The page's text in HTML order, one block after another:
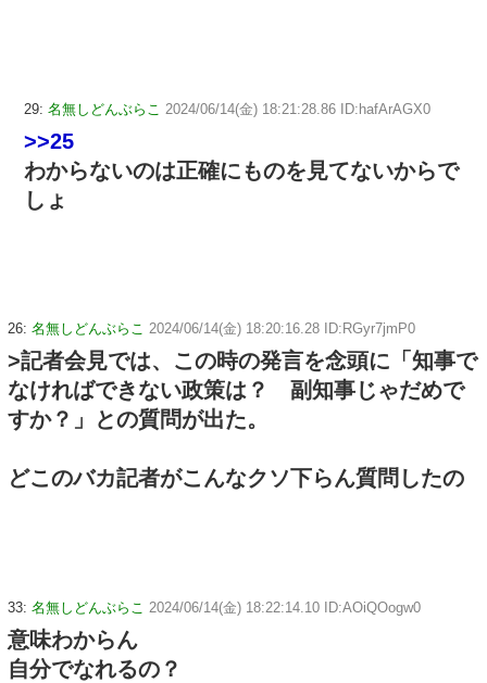
29: 名無しどんぶらこ 2024/06/14(金) 18:21:28.86 ID:hafArAGX0
>>25
わからないのは正確にものを見てないからで
しょ
26: 名無しどんぶらこ 2024/06/14(金) 18:20:16.28 ID:RGyr7jmP0
>記者会見では、この時の発言を念頭に「知事で
なければできない政策は？ 副知事じゃだめで
すか？」との質問が出た。
どこのバカ記者がこんなクソ下らん質問したの
33: 名無しどんぶらこ 2024/06/14(金) 18:22:14.10 ID:AOiQOogw0
意味わからん
自分でなれるの？